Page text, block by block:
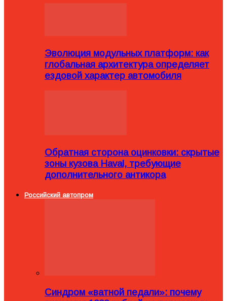
Эволюция модульных платформ: как
глобальная архитектура определяет
ездовой характер автомобиля
Обратная сторона оцинковки: скрытые
зоны кузова Haval, требующие
дополнительного антикора
Российский автопром
Синдром «ватной педали»: почему